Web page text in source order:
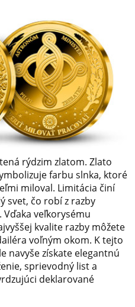
rýdzim zlatom. Zlato
farbu slnka, ktoré
miloval. Limitácia činí
svet, čo robí z razby
veľkorysému
kvalite razby môžete
voľným okom. K tejto
navyše získate elegantnú
sprievodný list a
deklarované